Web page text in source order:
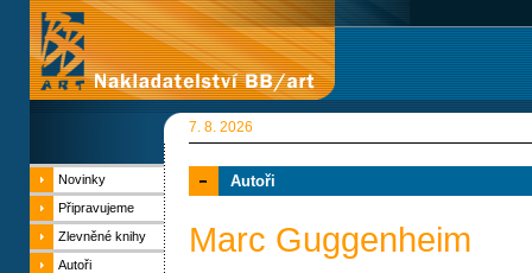
7. 8. 2026
Novinky
Připravujeme
Zlevněné knihy
Autoři
Autoři
Marc Guggenheim